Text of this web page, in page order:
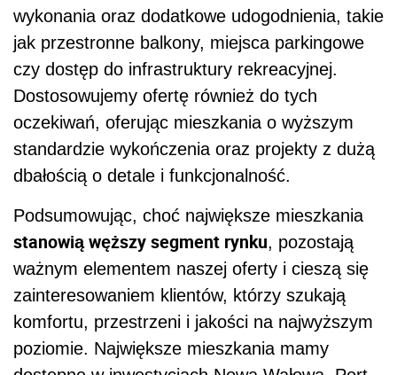
wykonania oraz dodatkowe udogodnienia, takie
jak przestronne balkony, miejsca parkingowe
czy dostęp do infrastruktury rekreacyjnej.
Dostosowujemy ofertę również do tych
oczekiwań, oferując mieszkania o wyższym
standardzie wykończenia oraz projekty z dużą
dbałością o detale i funkcjonalność.
Podsumowując, choć największe mieszkania
stanowią węższy segment rynku, pozostają
ważnym elementem naszej oferty i cieszą się
zainteresowaniem klientów, którzy szukają
komfortu, przestrzeni i jakości na najwyższym
poziomie. Największe mieszkania mamy